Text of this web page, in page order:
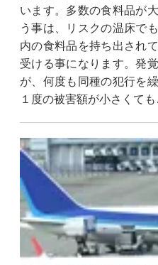
います。多数の食料品が
う事は、リスクの温床で
内の食料品を持ち出され
受ける事になります。発
が、何度も同種の犯行を
１度の被害額が小さくて